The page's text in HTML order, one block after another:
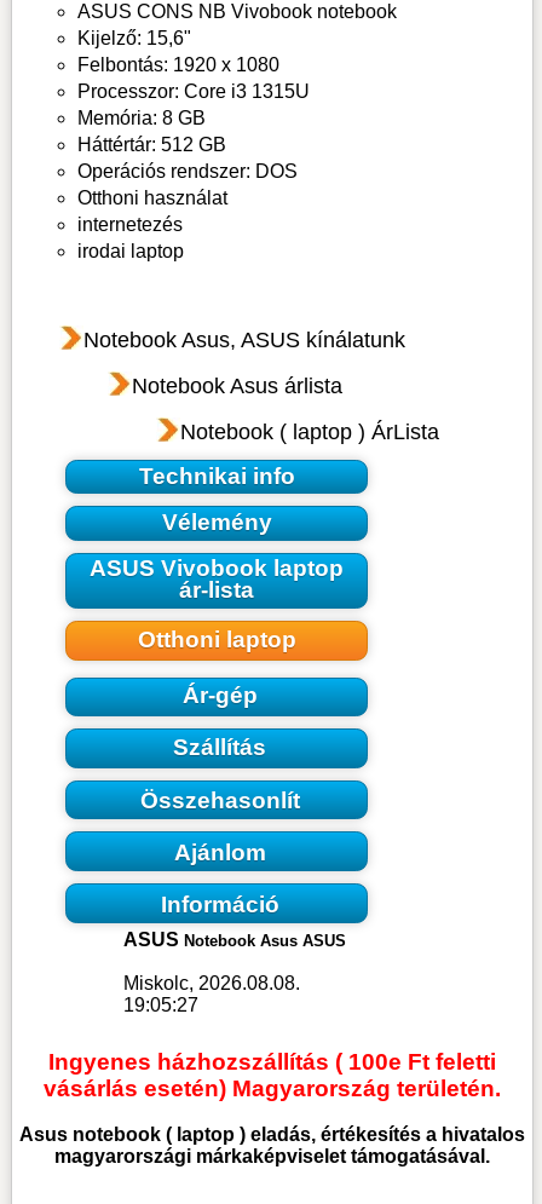
ASUS CONS NB Vivobook notebook
Kijelző: 15,6"
Felbontás: 1920 x 1080
Processzor: Core i3 1315U
Memória: 8 GB
Háttértár: 512 GB
Operációs rendszer: DOS
Otthoni használat
internetezés
irodai laptop
Notebook Asus, ASUS kínálatunk
Notebook Asus árlista
Notebook ( laptop ) ÁrLista
Technikai info
Vélemény
ASUS Vivobook laptop
ár-lista
Otthoni laptop
Ár-gép
Szállítás
Összehasonlít
Ajánlom
Információ
ASUS Notebook Asus ASUS
Miskolc, 2026.08.08.
19:05:27
Ingyenes házhozszállítás ( 100e Ft feletti
vásárlás esetén) Magyarország területén.
Asus notebook ( laptop )eladás, értékesítés a hivatalos
magyarországi márkaképviselet támogatásával.